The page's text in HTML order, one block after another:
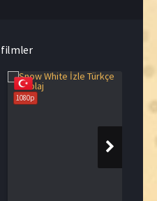
filmler
1080p